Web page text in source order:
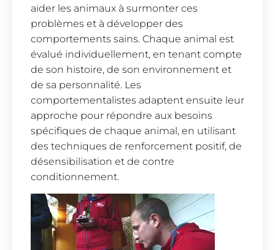
aider les animaux à surmonter ces
problèmes et à développer des
comportements sains. Chaque animal est
évalué individuellement, en tenant compte
de son histoire, de son environnement et
de sa personnalité. Les
comportementalistes adaptent ensuite leur
approche pour répondre aux besoins
spécifiques de chaque animal, en utilisant
des techniques de renforcement positif, de
désensibilisation et de contre
conditionnement.